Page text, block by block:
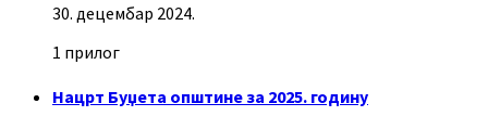
30. децембар 2024.
1 прилог
Нацрт Буџета општине за 2025. годину